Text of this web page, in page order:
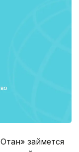
займется